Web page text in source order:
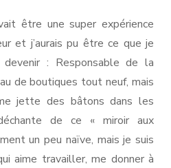
être une super expérience
et j’aurais pu être ce que je
devenir : Responsable de la
de boutiques tout neuf, mais
jette des bâtons dans les
de ce « miroir aux
un peu naïve, mais je suis
aime travailler, me donner à